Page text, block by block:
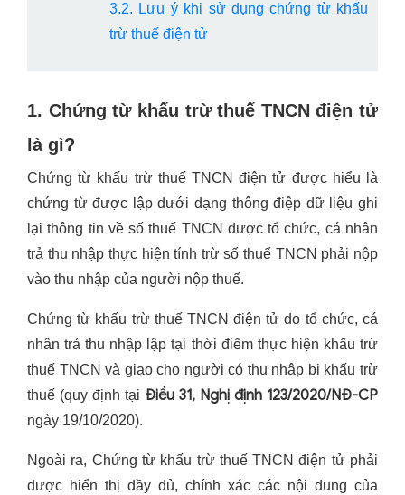
3.2. Lưu ý khi sử dụng chứng từ khấu
trừ thuế điện tử
1. Chứng từ khấu trừ thuế TNCN điện tử
là gì?
Chứng từ khấu trừ thuế TNCN điện tử được hiểu là
chứng từ được lập dưới dạng thông điệp dữ liệu ghi
lại thông tin về số thuế TNCN được tổ chức, cá nhân
trả thu nhập thực hiện tính trừ số thuế TNCN phải nộp
vào thu nhập của người nộp thuế.
Chứng từ khấu trừ thuế TNCN điện tử do tổ chức, cá
nhân trả thu nhập lập tại thời điểm thực hiện khấu trừ
thuế TNCN và giao cho người có thu nhập bị khấu trừ
thuế (quy định tại Điều 31, Nghị định 123/2020/NĐ-CP
ngày 19/10/2020).
Ngoài ra, Chứng từ khấu trừ thuế TNCN điện tử phải
được hiển thị đầy đủ, chính xác các nội dung của